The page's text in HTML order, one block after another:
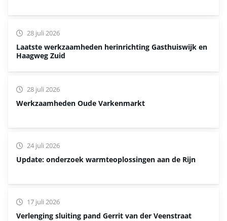
Laatste werkzaamheden herinrichting Gasthuiswijk en
Haagweg Zuid
28 juli 2026
Werkzaamheden Oude Varkenmarkt
28 juli 2026
Update: onderzoek warmteoplossingen aan de Rijn
24 juli 2026
Verlenging sluiting pand Gerrit van der Veenstraat
17 juli 2026